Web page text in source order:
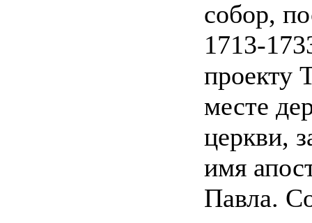
собор,
1713-
проекту
месте
церкви,
имя
Павла.